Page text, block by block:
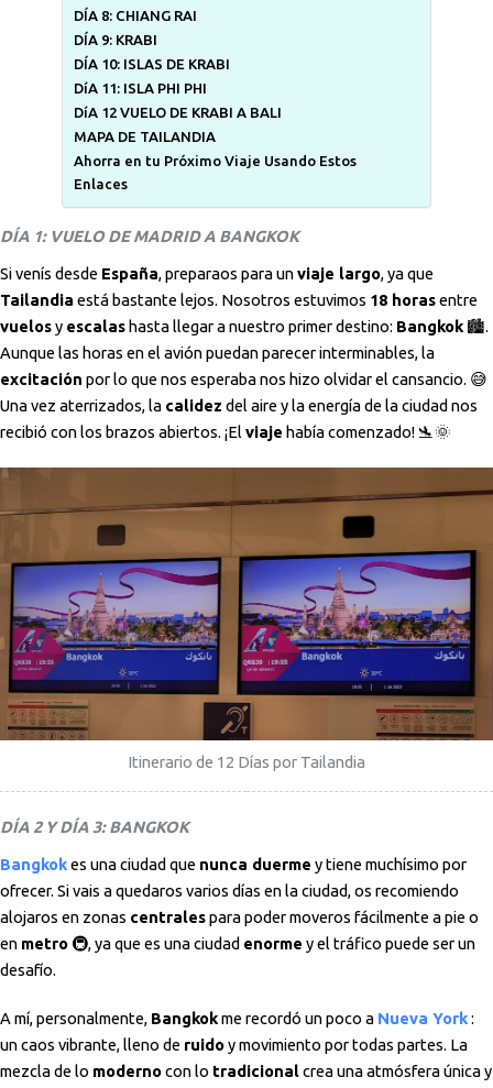
DÍA 8: CHIANG RAI
DÍA 9: KRABI
DÍA 10: ISLAS DE KRABI
DíA 11: ISLA PHI PHI
DíA 12 VUELO DE KRABI A BALI
MAPA DE TAILANDIA
Ahorra en tu Próximo Viaje Usando Estos
Enlaces
DÍA 1: VUELO DE MADRID A BANGKOK
Si venís desde España, preparaos para unviaje largo, ya que
Tailandia está bastante lejos. Nosotros estuvimos 18 horasentre
vuelosy escalashasta llegar a nuestro primer destino: Bangkok 🏙️.
Aunque las horas en el avión puedan parecer interminables, la
excitación por lo que nos esperaba nos hizo olvidar el cansancio. 😅
Una vez aterrizados, la calidez del aire y la energía de la ciudad nos
recibió con los brazos abiertos. ¡El viaje había comenzado! 🛬🌞
Itinerario de 12 Días por Tailandia
DÍA 2 Y DÍA 3: BANGKOK
Bangkokes una ciudad que nunca duerme y tiene muchísimo por
ofrecer. Si vais a quedaros varios días en la ciudad, os recomiendo
alojaros en zonas centralespara poder moveros fácilmente a pie o
en metro 🚇, ya que es una ciudad enorme y el tráfico puede ser un
desafío.
A mí, personalmente, Bangkokme recordó un poco a Nueva York:
un caos vibrante, lleno de ruidoy movimiento por todas partes. La
mezcla de lo modernocon lo tradicionalcrea una atmósfera única y